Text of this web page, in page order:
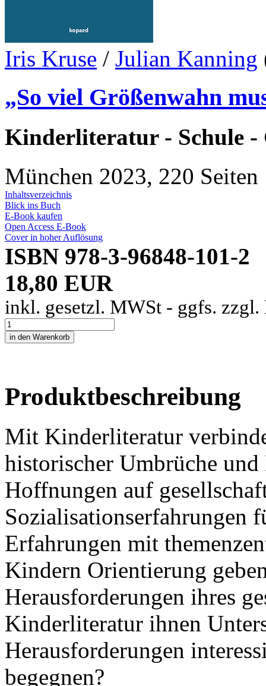
Iris Kruse / Julian Kanning
„So viel Größenwahn
Kinderliteratur - Schule -
München 2023, 220 Seiten
Inhaltsverzeichnis
Blick ins Buch
E-Book kaufen
Open Access E-Book
Cover in hoher Auflösung
ISBN 978-3-96848-101-2
18,80 EUR
inkl. gesetzl. MWSt - ggfs. zzgl.
Produktbeschreibung
Mit Kinderliteratur
historischer Umbrüche
Hoffnungen auf
Sozialisationserfahrungen
Erfahrungen mit
Kindern Orientierung
Herausforderungen ihres
Kinderliteratur ihnen
Herausforderungen
begegnen?